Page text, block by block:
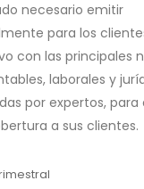
necesario emitir
para los
con las principales
laborales y
por expertos, para
a sus clientes.